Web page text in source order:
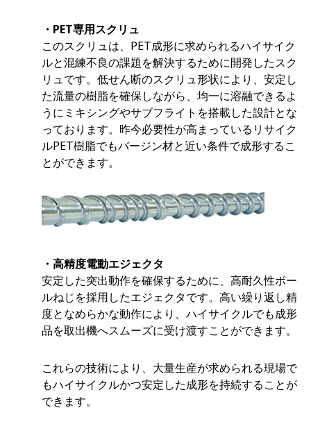
・PET専用スクリュ
このスクリュは、PET成形に求められるハイサイク
ルと混練不良の課題を解決するために開発したスク
リュです。低せん断のスクリュ形状により、安定し
た流量の樹脂を確保しながら、均一に溶融できるよ
うにミキシングやサブフライトを搭載した設計とな
っております。昨今必要性が高まっているリサイク
ルPET樹脂でもバージン材と近い条件で成形するこ
とができます。
・高精度電動エジェクタ
安定した突出動作を確保するために、高耐久性ボー
ルねじを採用したエジェクタです。高い繰り返し精
度となめらかな動作により、ハイサイクルでも成形
品を取出機へスムーズに受け渡すことができます。
これらの技術により、大量生産が求められる現場で
もハイサイクルかつ安定した成形を持続することが
できます。